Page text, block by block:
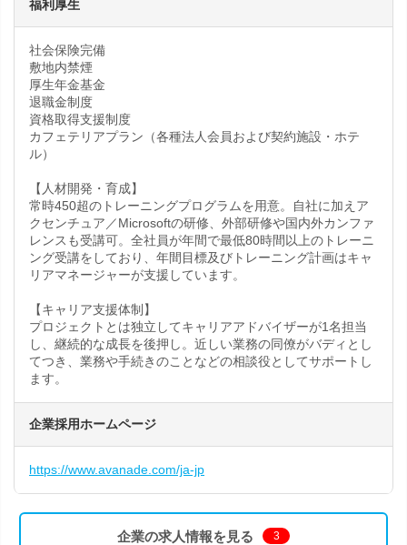
福利厚生
社会保険完備
敷地内禁煙
厚生年金基金
退職金制度
資格取得支援制度
カフェテリアプラン（各種法人会員および契約施設・ホテ
ル）
【人材開発・育成】
常時450超のトレーニングプログラムを用意。自社に加えア
クセンチュア／Microsoftの研修、外部研修や国内外カンファ
レンスも受講可。全社員が年間で最低80時間以上のトレーニ
ング受講をしており、年間目標及びトレーニング計画はキャ
リアマネージャーが支援しています。
【キャリア支援体制】
プロジェクトとは独立してキャリアアドバイザーが1名担当
し、継続的な成長を後押し。近しい業務の同僚がバディとし
てつき、業務や手続きのことなどの相談役としてサポートし
ます。
企業採用ホームページ
https://www.avanade.com/ja-jp
企業の求人情報を見る 3